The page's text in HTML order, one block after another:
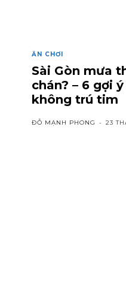
ĂN CHƠI
Sài Gòn mưa
chán? – 6 gợi
không trú tim
ĐỖ MẠNH PHONG - 23